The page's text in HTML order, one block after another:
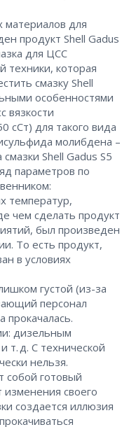
материалов для
продукт Shell Gadus
для ЦСС
которая
смазку Shell
особенностями
вязкости
сСт) для такого вида
молибдена –
Shell Gadus S5
параметров по
температур,
чем сделать продукт
был произведен
То есть продукт,
в условиях
густой (из-за
персонал
прокачалась.
дизельным
т. д. С технической
нельзя.
собой готовый
изменения своего
создается иллюзия